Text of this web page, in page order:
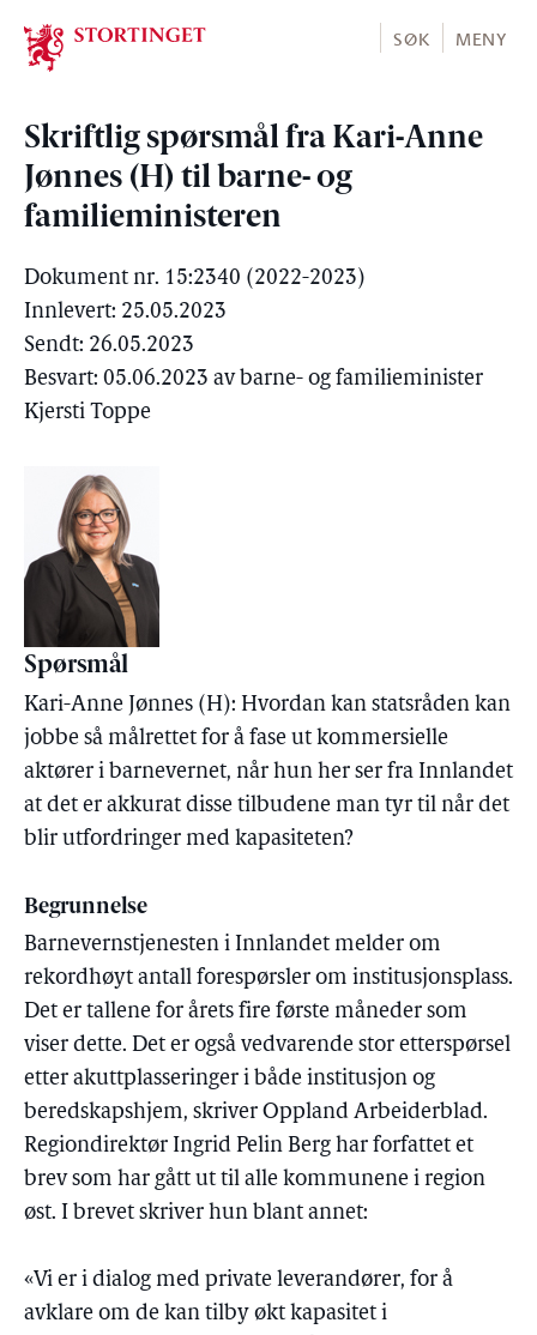
Stortinget.no
SØK MENY
Skriftlig spørsmål fra Kari-Anne
Jønnes (H) til barne- og
familieministeren
Dokument nr. 15:2340 (2022-2023)
Innlevert: 25.05.2023
Sendt: 26.05.2023
Besvart: 05.06.2023 av barne- og familieminister
Kjersti Toppe
Spørsmål
Kari-Anne Jønnes (H): Hvordan kan statsråden kan
jobbe så målrettet for å fase ut kommersielle
aktører i barnevernet, når hun her ser fra Innlandet
at det er akkurat disse tilbudene man tyr til når det
blir utfordringer med kapasiteten?
Begrunnelse
Barnevernstjenesten i Innlandet melder om
rekordhøyt antall forespørsler om institusjonsplass.
Det er tallene for årets fire første måneder som
viser dette. Det er også vedvarende stor etterspørsel
etter akuttplasseringer i både institusjon og
beredskapshjem, skriver Oppland Arbeiderblad.
Regiondirektør Ingrid Pelin Berg har forfattet et
brev som har gått ut til alle kommunene i region
øst. I brevet skriver hun blant annet:
«Vi er i dialog med private leverandører, for å
avklare om de kan tilby økt kapasitet i